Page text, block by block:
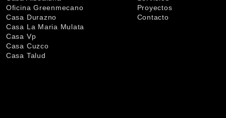
Oficina Greenmecano
Casa Durazno
Casa La Maria Mulata
Casa Vp
Casa Cuzco
Casa Talud
Proyectos
Contacto